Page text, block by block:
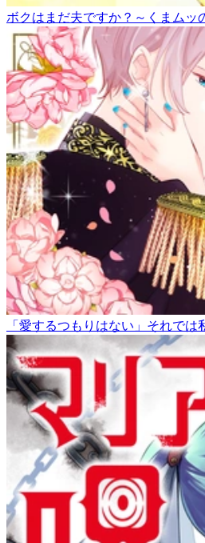
ボクはまだ夫ですか？～くまムッ
「愛するつもりはない」それで